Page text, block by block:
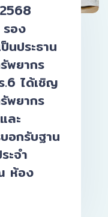
อง
นประธาน
พยากร
ได้เชิญ
พยากร
ละ
อกรับฐาน
ะจำ
ห้อง